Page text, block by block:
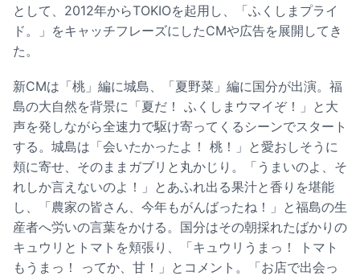
として、2012年からTOKIOを起用し、「ふくしまプライ
ド。」をキャッチフレーズにしたCMや広告を展開してき
た。
新CMは「桃」編に城島、「夏野菜」編に国分が出演。福
島の大自然を背景に「夏だ！ ふくしまウマイぞ！」と大
声を発しながら全速力で駆け寄ってくるシーンでスタート
する。城島は「会いたかったよ！ 桃！」と愛おしそうに
頬に寄せ、そのままガブリと丸かじり。「うまいのよ、そ
れしか言えないのよ！」とあふれ出る果汁と香りを堪能
し、「農家の皆さん、今年もがんばったね！」と福島の生
産者へ労いの言葉をかける。国分はその朝採れたばかりの
キュウリとトマトを頬張り、「キュウリうまっ！ トマト
もうまっ！ ってか、甘！」とコメント。「お店で出会っ